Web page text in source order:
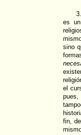
es
sino
el
pues,
fin,